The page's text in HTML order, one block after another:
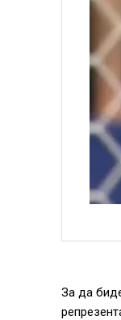
За да